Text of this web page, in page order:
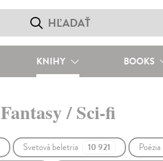
KNIHY BOOKS
Fantasy / Sci-fi
Svetová beletria 10 921 Poézia